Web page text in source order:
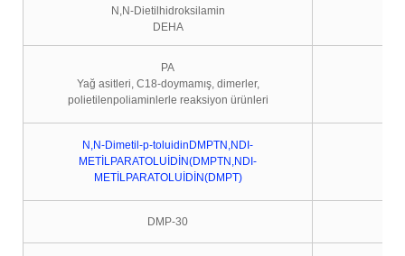
N,N-Dietilhidroksilamin
DEHA
PA
Yağ asitleri, C18-doymamış, dimerler,
polietilenpoliaminlerle reaksiyon ürünleri
N,N-Dimetil-p-toluidinDMPTN,NDI-
METİLPARATOLUİDİN(DMPTN,NDI-
METİLPARATOLUİDİN(DMPT)
DMP-30